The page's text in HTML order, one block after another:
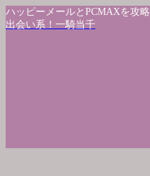
ハッピーメールとPCMAXを攻略
出会い系！一騎当千